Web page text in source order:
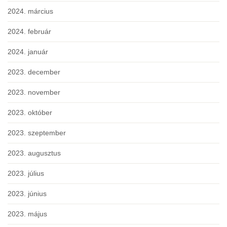
2024. március
2024. február
2024. január
2023. december
2023. november
2023. október
2023. szeptember
2023. augusztus
2023. július
2023. június
2023. május